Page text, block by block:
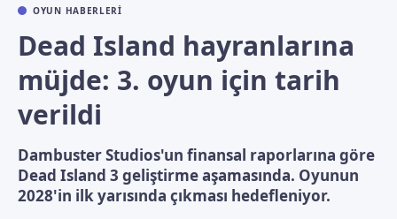
OYUN HABERLERI
Dead Island hayranlarına
müjde: 3. oyun için tarih
verildi
Dambuster Studios'un finansal raporlarına göre
Dead Island 3 geliştirme aşamasında. Oyunun
2028'in ilk yarısında çıkması hedefleniyor.